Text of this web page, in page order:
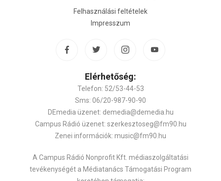
Felhasználási feltételek
Impresszum
Elérhetőség:
Telefon: 52/53-44-53
Sms: 06/20-987-90-90
DEmedia üzenet: demedia@demedia.hu
Campus Rádió üzenet: szerkesztoseg@fm90.hu
Zenei információk: music@fm90.hu
A Campus Rádió Nonprofit Kft. médiaszolgáltatási
tevékenységét a Médiatanács Támogatási Program